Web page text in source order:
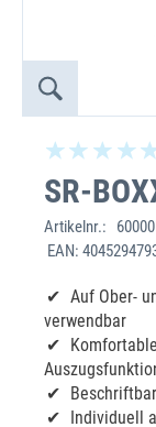
SR-
Artikelnr.:
EAN:
Auf Ober-
verwendbar
Individuell